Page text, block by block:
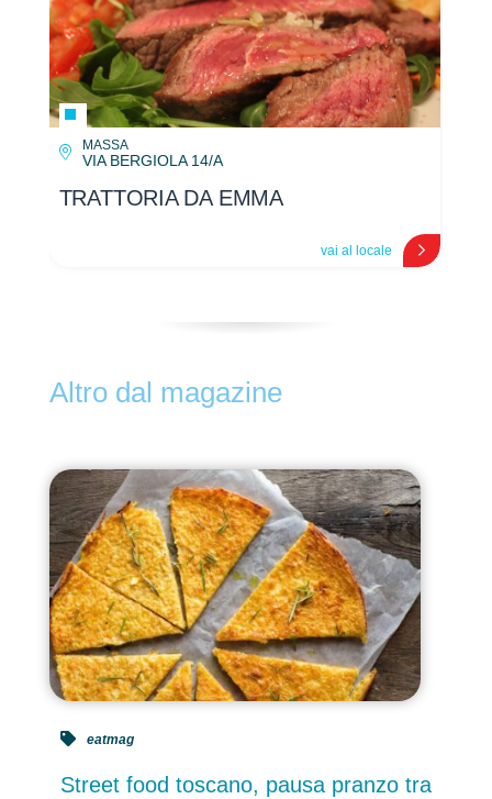
MASSA
VIA BERGIOLA 14/A
TRATTORIA DA EMMA
vai al locale
Altro dal magazine
Street food toscano, pausa pranzo tra
eatmag